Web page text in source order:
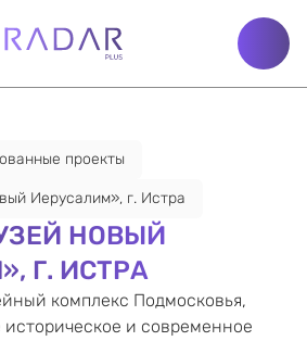
проекты
Иерусалим», г. Истра
НОВЫЙ
Г. ИСТРА
комплекс Подмосковья,
и современное